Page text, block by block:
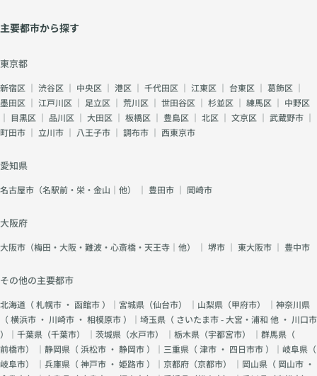
主要都市から探す
東京都
新宿区 ｜ 渋谷区 ｜ 中央区 ｜ 港区 ｜ 千代田区 ｜ 江東区 ｜ 台東区 ｜ 葛飾区 ｜
墨田区 ｜ 江戸川区 ｜ 足立区 ｜ 荒川区 ｜ 世田谷区 ｜ 杉並区 ｜ 練馬区 ｜ 中野区
｜ 目黒区 ｜ 品川区 ｜ 大田区 ｜ 板橋区 ｜ 豊島区 ｜ 北区 ｜ 文京区 ｜ 武蔵野市 ｜
町田市 ｜ 立川市 ｜ 八王子市 ｜ 調布市 ｜ 西東京市
愛知県
名古屋市（名駅前・栄・金山｜他） ｜ 豊田市 ｜ 岡崎市
大阪府
大阪市（梅田・大阪・難波・心斎橋・天王寺｜他） ｜ 堺市 ｜ 東大阪市 ｜ 豊中市
その他の主要都市
北海道（札幌市 ・ 函館市）｜宮城県（仙台市） ｜山梨県（甲府市） ｜神奈川県
（横浜市 ・ 川崎市 ・ 相模原市）｜埼玉県（ さいたま市 - 大宮・浦和 他 ・ 川口市
）｜千葉県（千葉市） ｜茨城県（水戸市） ｜栃木県（宇都宮市） ｜群馬県（
前橋市） ｜静岡県（浜松市 ・ 静岡市）｜三重県（津市 ・ 四日市市）｜岐阜県（
岐阜市） ｜兵庫県（神戸市 ・ 姫路市）｜京都府（京都市） ｜岡山県（ 岡山市 ・